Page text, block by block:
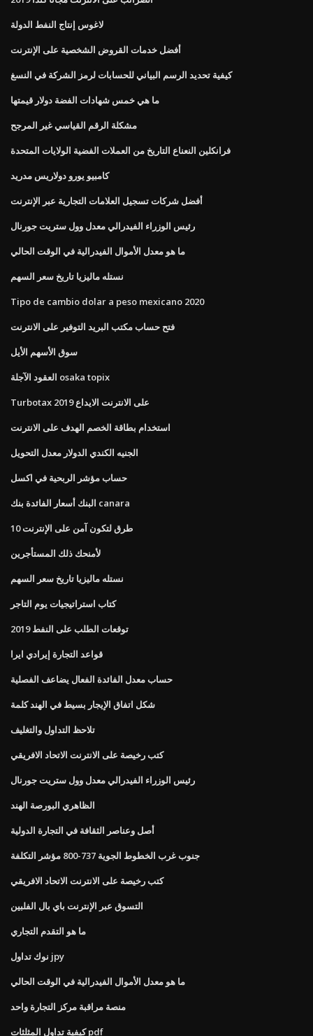
لاغوس إنتاج النفط الدولة
أفضل خدمات القروض الشخصية على الإنترنت
كيفية تحديد الرسم البياني للحسابات لرمز الشركة في النسغ
ما هي خمس شهادات الفضة دولار قيمتها
مشكلة الرقم القياسي غير المرجح
فرانكلين النعناع التاريخ من العملات الفضية الولايات المتحدة
كامبيو يورو دولاريس مدريد
أفضل شركات تسجيل العلامات التجارية عبر الإنترنت
رئيس الوزراء الفيدرالي معدل وول ستريت جورنال
ما هو معدل الأموال الفيدرالية في الوقت الحالي
نستله ماليزيا تاريخ سعر السهم
Tipo de cambio dolar a peso mexicano 2020
فتح حساب مكتب البريد التوفير على الانترنت
سوق الأسهم الأيل
العقود الآجلة osaka topix
Turbotax على الانترنت الايداع 2019
استخدام بطاقة الخصم الهدف على الانترنت
الجنيه الكندي الدولار معدل التحويل
حساب مؤشر الربحية في اكسل
البنك أسعار الفائدة بنك canara
10 طرق لتكون آمن على الإنترنت
لأمنحك ذلك المستأجرين
نستله ماليزيا تاريخ سعر السهم
كتاب استراتيجيات يوم التاجر
توقعات الطلب على النفط 2019
قواعد التجارة إيرادي ايرا
حساب معدل الفائدة الفعال يضاعف الفصلية
شكل اتفاق الإيجار بسيط في الهند كلمة
تلاحظ التداول والتغليف
كتب رخيصة على الانترنت الاتحاد الافريقي
رئيس الوزراء الفيدرالي معدل وول ستريت جورنال
الظاهري البورصة الهند
أصل وعناصر الثقافة في التجارة الدولية
جنوب غرب الخطوط الجوية 737-800 مؤشر التكلفة
كتب رخيصة على الانترنت الاتحاد الافريقي
التسوق عبر الإنترنت باي بال الفلبين
ما هو التقدم التجاري
نوك تداول jpy
ما هو معدل الأموال الفيدرالية في الوقت الحالي
منصة مراقبة مركز التجارة واحد
كيفية تداول المثلثات pdf